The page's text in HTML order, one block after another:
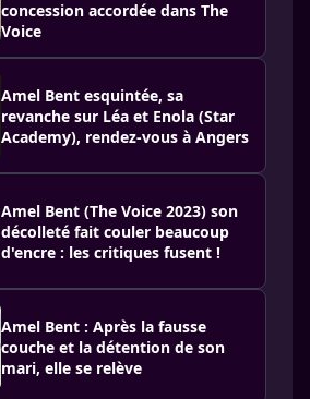
concession accordée dans The
Voice
Amel Bent esquintée, sa
revanche sur Léa et Enola (Star
Academy), rendez-vous à Angers
Amel Bent (The Voice 2023) son
décolleté fait couler beaucoup
d'encre : les critiques fusent !
Amel Bent : Après la fausse
couche et la détention de son
mari, elle se relève